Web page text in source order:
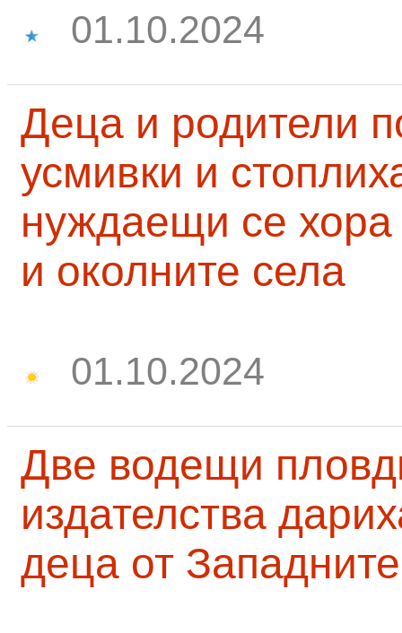
01.10.2024
Деца и родители
усмивки и
нуждаещи се
и околните села
01.10.2024
Две водещи
издателства
деца от